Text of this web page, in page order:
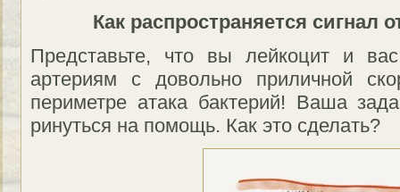
Как распространяется сигнал
Представьте, что вы лейкоцит и
артериям с довольно приличной
периметре атака бактерий! Ваша
ринуться на помощь. Как это сделать?